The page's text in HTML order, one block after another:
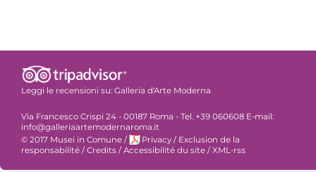
Leggi le recensioni su: Galleria d'Arte Moderna
Via Francesco Crispi 24 - 00187 Roma - Tel. +39 060608 E-mail:
info@galleriaartemodernaroma.it
© 2017 Musei in Comune / Privacy / Exclusion de la
responsabilité / Credits / Accessibilité du site / XML-rss